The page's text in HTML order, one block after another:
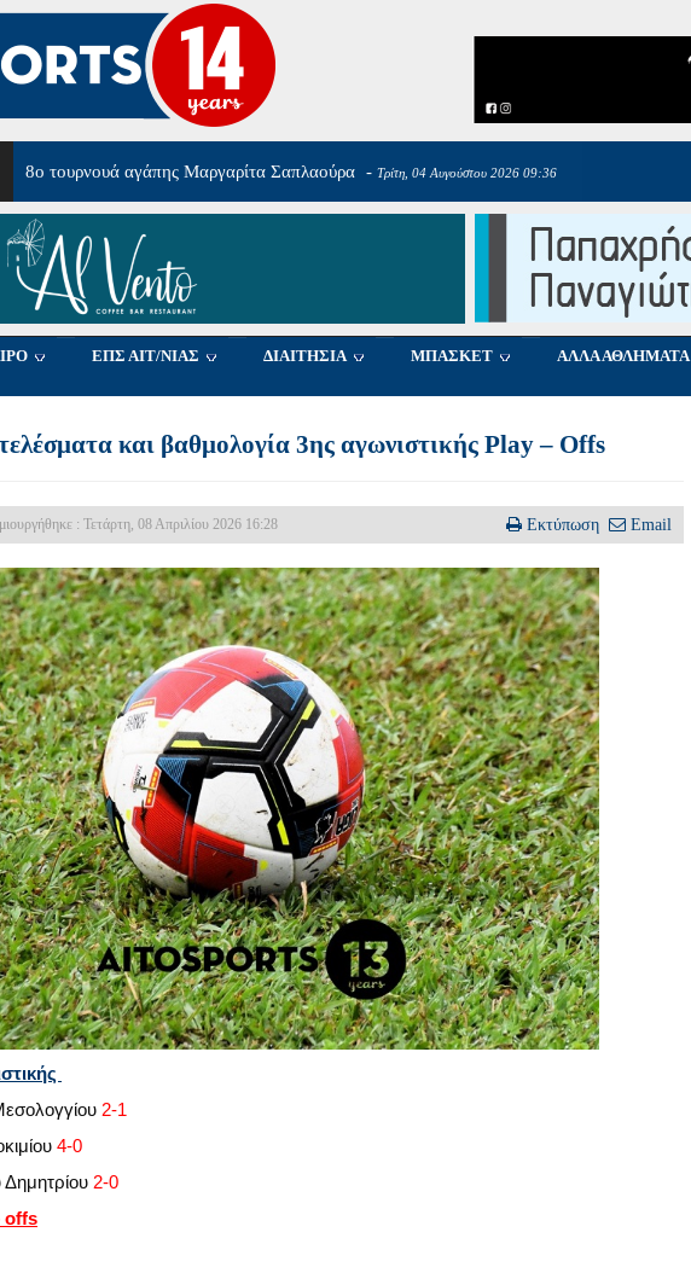
8ο τουρνουά αγάπης Μαργαρίτα Σαπλαούρα - Τρίτη, 04 Αυγούστου 2026 09:36
ΕΠΣ ΑΙΤ/ΝΙΑΣ ΔΙΑΙΤΗΣΙΑ ΜΠΑΣΚΕΤ ΑΛΛΑ ΑΘΛΗΜΑΤΑ
και βαθμολογία 3ης αγωνιστικής Play – Offs
: Τετάρτη, 08 Απριλίου 2026 16:28 Εκτύπωση Email
2-1
4-0
2-0
offs